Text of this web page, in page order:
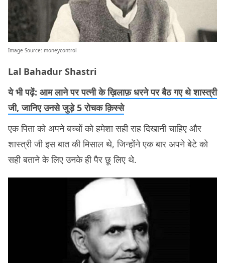
Image Source: moneycontrol
Lal Bahadur Shastri
ये भी पढ़ें: आम लाने पर पत्नी के ख़िलाफ़ धरने पर बैठ गए थे शास्त्री
जी, जानिए उनसे जुड़े 5 रोचक क़िस्से
एक पिता को अपने बच्चों को हमेशा सही राह दिखानी चाहिए और
शास्त्री जी इस बात की मिसाल थे, जिन्होंने एक बार अपने बेटे को
सही बताने के लिए उनके ही पैर छू लिए थे.